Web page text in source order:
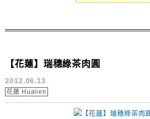
【花蓮】瑞穗綠茶肉圓
2012.06.13
花蓮 Hualien